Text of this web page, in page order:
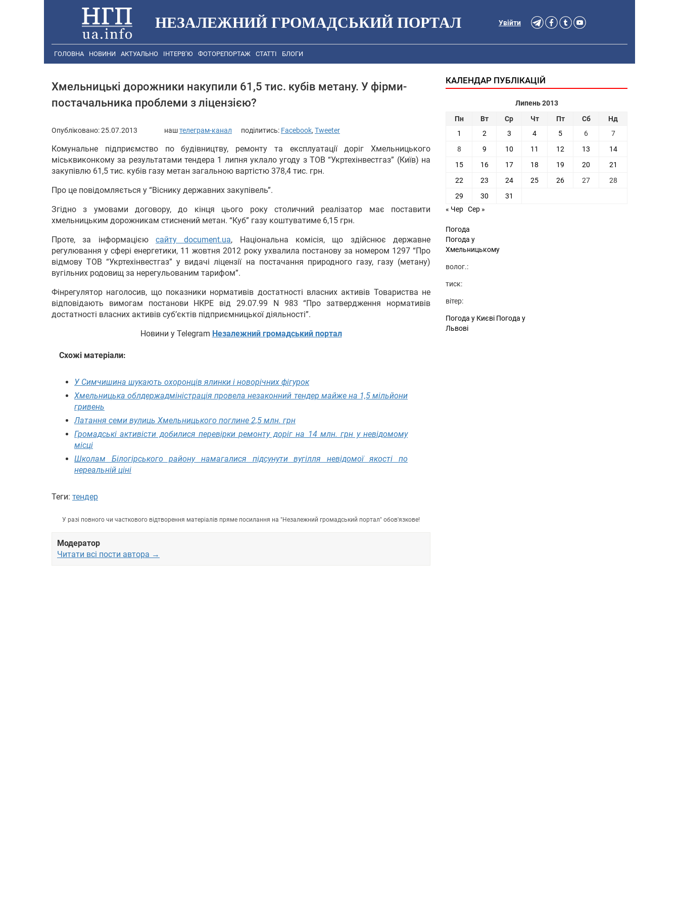
НЕЗАЛЕЖНИЙ ГРОМАДСЬКИЙ ПОРТАЛ Увійти
ГОЛОВНА НОВИНИ АКТУАЛЬНО ІНТЕРВ’Ю ФОТОРЕПОРТАЖ СТАТТІ БЛОГИ
Хмельницькі дорожники накупили 61,5 тис. кубів метану. У фірми-
постачальника проблеми з ліцензією?
Опубліковано:25.07.2013 наштелеграм-канал поділитись: Facebook, Tweeter
Комунальне підприємство по будівництву, ремонту та експлуатації доріг Хмельницького
міськвиконкому за результатами тендера 1 липня уклало угоду з ТОВ “Укртехінвестгаз” (Київ) на
закупівлю 61,5 тис. кубів газу метан загальною вартістю 378,4 тис. грн.
Про це повідомляється у “Віснику державних закупівель”.
Згідно з умовами договору, до кінця цього року столичний реалізатор має поставити
хмельницьким дорожникам стиснений метан. “Куб” газу коштуватиме 6,15 грн.
Проте, за інформацією сайту document.ua, Національна комісія, що здійснює державне
регулювання у сфері енергетики, 11 жовтня 2012 року ухвалила постанову за номером 1297 “Про
відмову ТОВ “Укртехінвестгаз” у видачі ліцензії на постачання природного газу, газу (метану)
вугільних родовищ за нерегульованим тарифом”.
Фінрегулятор наголосив, що показники нормативів достатності власних активів Товариства не
відповідають вимогам постанови НКРЕ від 29.07.99 N 983 “Про затвердження нормативів
достатності власних активів суб’єктів підприємницької діяльності”.
Новини у Telegram Незалежний громадський портал
Схожі матеріали:
У Симчишина шукають охоронців ялинки і новорічних фігурок
Хмельницька облдержадміністрація провела незаконний тендер майже на 1,5 мільйони
гривень
Латання семи вулиць Хмельницького поглине 2,5 млн. грн
Громадські активісти добилися перевірки ремонту доріг на 14 млн. грн у невідомому
місці
Школам Білогірського району намагалися підсунути вугілля невідомої якості по
нереальній ціні
Теги: тендер
У разі повного чи часткового відтворення матеріалів пряме посилання на "Незалежний громадський портал" обов'язкове!
Модератор
Читати всі пости автора →
КАЛЕНДАР ПУБЛІКАЦІЙ
Липень 2013
Пн
Вт Ср Чт Пт Сб
Нд
1
2 3 4 5 6
7
8
9 10 11 12 13
14
15
16 17 18 19 20
21
22
23 24 25 26 27
28
29
30
31
« Чер Сер »
Погода
Погода у
Хмельницькому
волог.:
тиск:
вітер:
Погода у Києві Погода у
Львові